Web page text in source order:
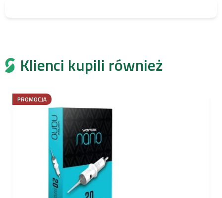
Klienci kupili również
PROMOCJA